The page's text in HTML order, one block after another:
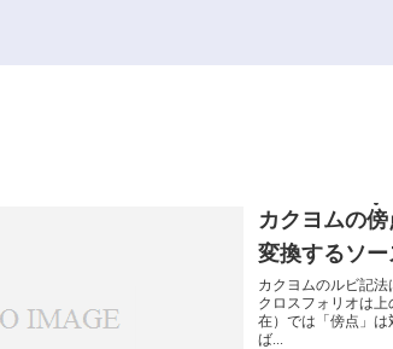
カクヨムの傍
変換するソー
カクヨムのルビ記法
クロスフォリオは上
在）では「傍点」
ば...